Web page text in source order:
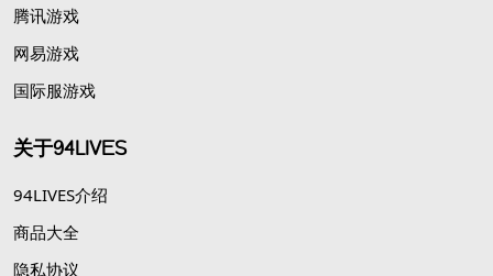
腾讯游戏
网易游戏
国际服游戏
关于94LIVES
94LIVES介绍
商品大全
隐私协议